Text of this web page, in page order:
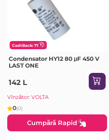
CashBack: 71
Condensator HY12 80 μF 450 V
LAST ONE
142 L
Vînzător: VOLTA
0(0)
Cumpără Rapid